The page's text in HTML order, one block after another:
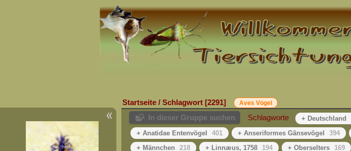
Startseite / Schlagwort 2291 Aves Vögel
In dieser Gruppe suchen Schlagworte + Deutschland
+ Anatidae Entenvögel
401 + Anseriformes Gänsevögel 394
+ Männchen
218 + Linnæus, 1758 194 + Oberselters 169